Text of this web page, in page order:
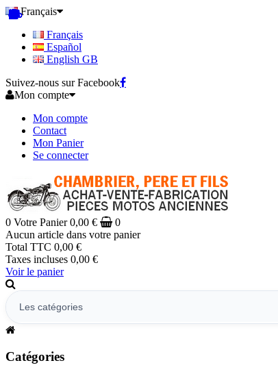
Français
Français
Español
English GB
Suivez-nous sur Facebook
Mon compte
Mon compte
Contact
Mon Panier
Se connecter
0 Votre Panier 0,00 €
0
Aucun article dans votre panier
Total TTC 0,00 €
Taxes incluses 0,00 €
Voir le panier
Catégories